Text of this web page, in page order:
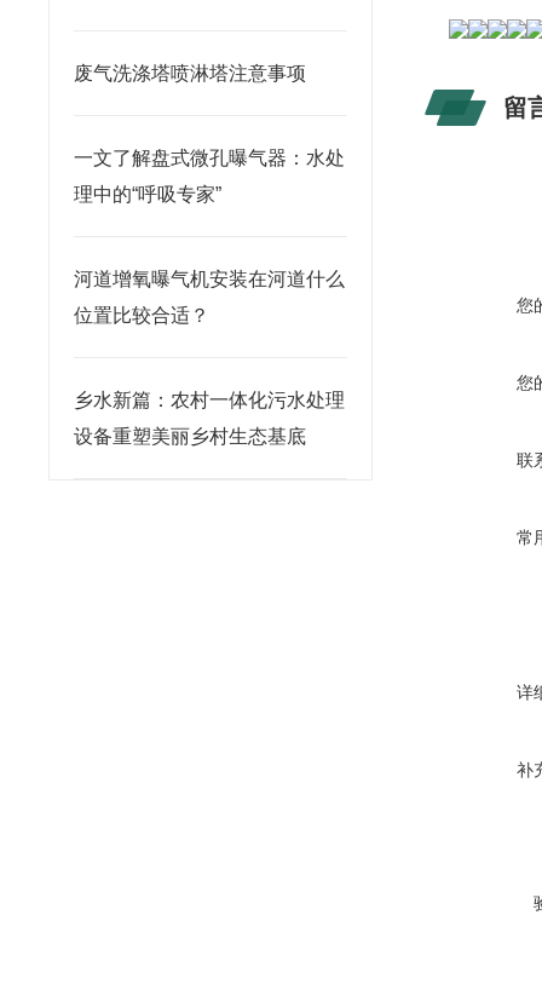
废气洗涤塔喷淋塔注意事项
一文了解盘式微孔曝气器：水处
理中的“呼吸专家”
河道增氧曝气机安装在河道什么
位置比较合适？
乡水新篇：农村一体化污水处理
设备重塑美丽乡村生态基底
留
您
您
联
常
详
补